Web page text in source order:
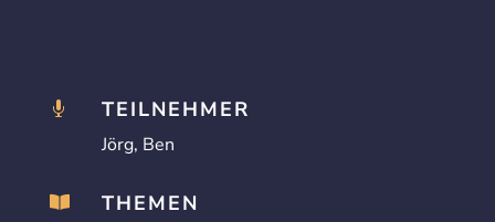
 TEILNEHMER
Jörg, Ben
 THEMEN